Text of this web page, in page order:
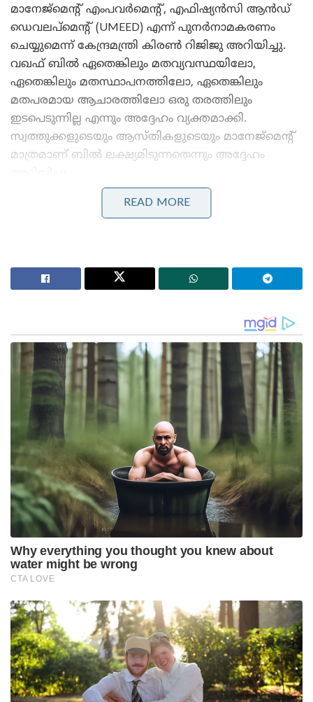
മാനേജ്മെന്റ് എംപവർമെന്റ്, എഫിഷ്യൻസി ആൻഡ്
ഡെവലപ്മെന്റ് (UMEED) എന്ന് പുനർനാമകരണം
ചെയ്യുമെന്ന് കേന്ദ്രമന്ത്രി കിരൺ റിജിജു അറിയിച്ചു.
വഖഫ് ബിൽ ഏതെങ്കിലും മതവ്യവസ്ഥയിലോ,
ഏതെങ്കിലും മതസ്ഥാപനത്തിലോ, ഏതെങ്കിലും
മതപരമായ ആചാരത്തിലോ ഒരു തരത്തിലും
ഇടപെടുന്നില്ല എന്നും അദ്ദേഹം വ്യക്തമാക്കി.
സ്വത്തുക്കളുടെയും ആസ്തികളുടെയും മാനേജ്മെന്റ്
മാത്രമാണ് ബിൽ ലക്ഷ്യമിടുന്നതെന്നും അദ്ദേഹം
Stories you may like
നിന്ന് കുത്തരുത്; ജയരാജനെതിരെ ആഞ്ഞടിച്ച്
അർജുൻ ആയങ്കി
തരത്തിലുള്ള ട്രാൻസാക്ഷൻ നിരക്കുകളും ഈടാക്കില്ല
; യു.പി.ഐ നിയമഭേദഗതിയിൽ വ്യക്തത വരുത്തി
കേന്ദ്രസർക്കാർ
വഖഫ് ഭേദഗതി ബിൽ മതപരമായ വിഷയമാക്കി മാറ്റി
പ്രതിപക്ഷം അനാവശ്യമായ ഭീതി മുസ്ലിം
ജനവിഭാഗത്തിനിടയിൽ സൃഷ്ടിക്കുകയാണെന്ന് കേന്ദ്ര
മന്ത്രി അഭിപ്രായപ്പെട്ടു. വഖഫ് ബോർഡിന്റെ കൈവശം
കോടിക്കണക്കിന് ഭൂമിയുടെ സ്വത്തുക്കൾ ഉണ്ടെങ്കിലും
ഒരിക്കലും അവർ അത് പാവപ്പെട്ട മുസ്ലിങ്ങൾക്കായി
ഉപയോഗപ്പെടുത്തുന്നില്ല എന്നും അദ്ദേഹം
കുറ്റപ്പെടുത്തി. രാജ്യത്തെ ദരിദ്രരായ
ന്യൂനപക്ഷങ്ങൾക്ക് വേണ്ടി പ്രവർത്തിക്കുന്ന മോദി
സർക്കാരിനെ ഇപ്പോൾ അവർ കുറ്റപ്പെടുത്തുകയാണ്
എന്നും കിരൺ റിജിജു പാർലമെന്റിൽ അറിയിച്ചു.
ജെപിസിയുടെ നിരവധി ശുപാർശകൾ ഉൾപ്പെടുത്തി
കൊണ്ടാണ് വഖഫ് ഭേദഗതി ബില്ല് ലോക്സഭയിൽ
അവതരിപ്പിച്ചിരിക്കുന്നത്.
ഇനി വഖഫ് ബോർഡിൽ ഷിയ, സുന്നി, ബോറ,
പിന്നാക്ക മുസ്ലീങ്ങൾ, സ്ത്രീകൾ, വിദഗ്ദ്ധരായ
അമുസ്ലിംകൾ എന്നിവരും ഉണ്ടാകും എന്ന്
READ MORE